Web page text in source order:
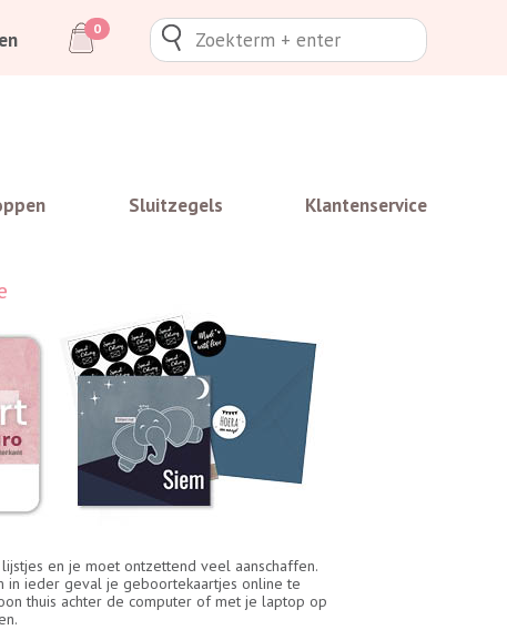
0
Sluitzegels Klantenservice
en je moet ontzettend veel aanschaffen.
in ieder geval je geboortekaartjes online te
thuis achter de computer of met je laptop op